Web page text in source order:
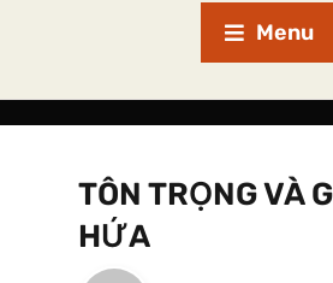
Menu
TÔN TRỌNG VÀ
HỨA